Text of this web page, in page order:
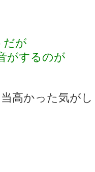
だが
がするのが
高かった気が